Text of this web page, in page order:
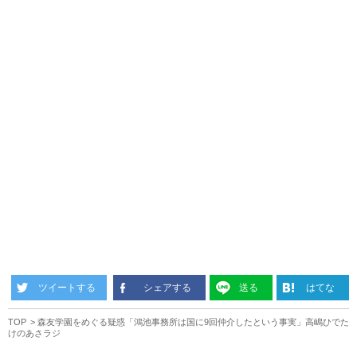
ツイートする シェアする 送る はてな
TOP
森友学園をめぐる疑惑「鴻池事務所は国に9回仲介したという事実」高嶋ひでた
けのあさラジ